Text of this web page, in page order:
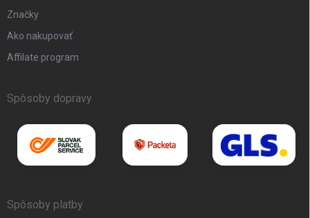
Značky
Ako nakupovať
Affilate program
Spôsoby dopravy
Spôsoby platby